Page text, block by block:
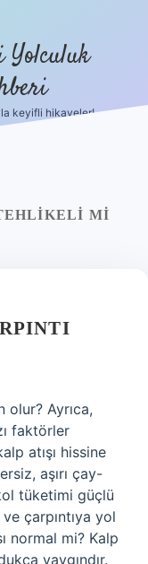
Yolculuk
keyifli hikayeler!
MI
olur? Ayrıca,
faktörler
atışı hissine
aşırı çay-
tüketimi güçlü
çarpıntıya yol
normal mi? Kalp
yaygındır.